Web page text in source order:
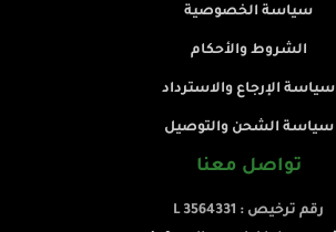
سياسة الخصوصية
الشروط والأحكام
سياسة الإرجاع والاسترداد
سياسة الشحن والتوصيل
تواصل معنا
رقم ترخيص : L 3564331